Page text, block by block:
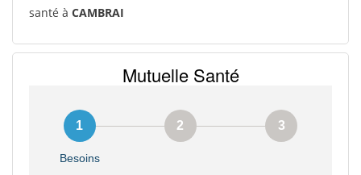
santé à CAMBRAI